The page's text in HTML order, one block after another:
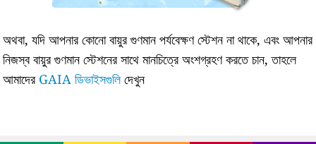
অথবা, যদি আপনার কোনো বায়ুর গুণমান পর্যবেক্ষণ স্টেশন না থাকে, এবং আপনার
নিজস্ব বায়ুর গুণমান স্টেশনের সাথে মানচিত্রে অংশগ্রহণ করতে চান, তাহলে
আমাদের GAIA ডিভাইসগুলিদেখুন